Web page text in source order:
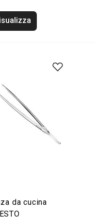
da cucina